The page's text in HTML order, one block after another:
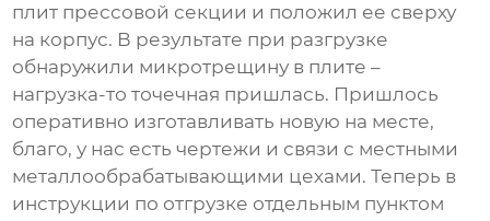
плит прессовой секции и положил ее сверху
на корпус. В результате при разгрузке
обнаружили микротрещину в плите –
нагрузка-то точечная пришлась. Пришлось
оперативно изготавливать новую на месте,
благо, у нас есть чертежи и связи с местными
металлообрабатывающими цехами. Теперь в
инструкции по отгрузке отдельным пунктом